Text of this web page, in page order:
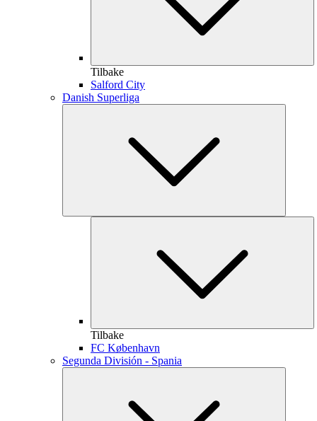
Tilbake
Salford City
Danish Superliga
Tilbake
FC København
Segunda División - Spania